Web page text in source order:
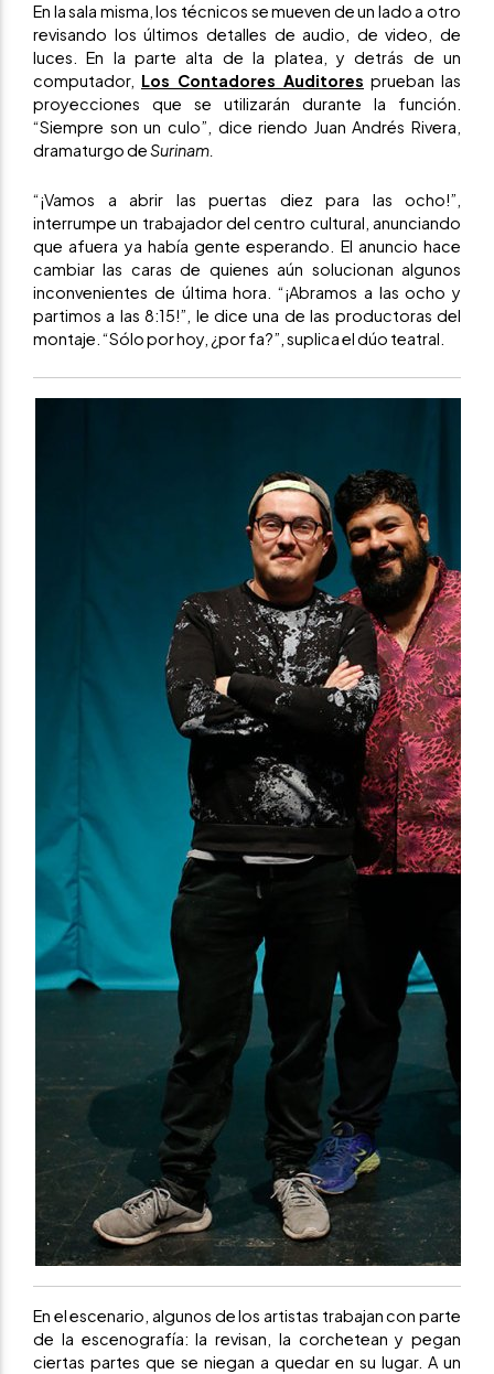
En la sala misma, los técnicos se mueven de un lado a otro
revisando los últimos detalles de audio, de video, de
luces. En la parte alta de la platea, y detrás de un
computador, Los Contadores Auditores prueban las
proyecciones que se utilizarán durante la función.
“Siempre son un culo”, dice riendo Juan Andrés Rivera,
dramaturgo deSurinam.
“¡Vamos a abrir las puertas diez para las ocho!”,
interrumpe un trabajador del centro cultural, anunciando
que afuera ya había gente esperando. El anuncio hace
cambiar las caras de quienes aún solucionan algunos
inconvenientes de última hora. “¡Abramos a las ocho y
partimos a las 8:15!”, le dice una de las productoras del
montaje. “Sólo por hoy, ¿por fa?”, suplica el dúo teatral.
En el escenario, algunos de los artistas trabajan con parte
de la escenografía: la revisan, la corchetean y pegan
ciertas partes que se niegan a quedar en su lugar. A un